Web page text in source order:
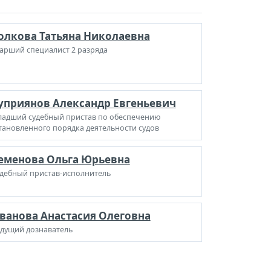
Татьяна Николаевна
специалист 2 разряда
Александр Евгеньевич
судебный пристав по обеспечению
порядка деятельности судов
Ольга Юрьевна
пристав-исполнитель
Анастасия Олеговна
дознаватель